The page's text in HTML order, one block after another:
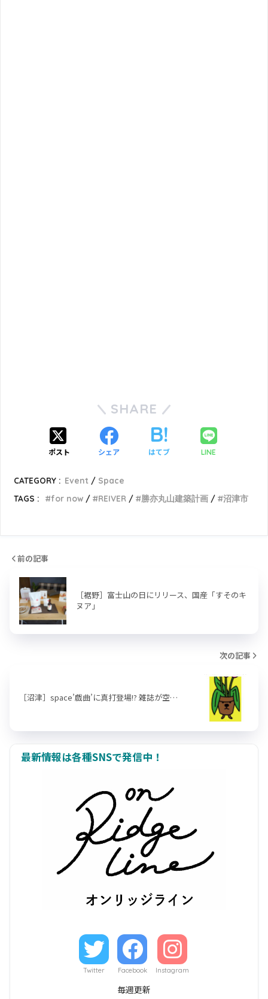
SHARE
ポスト シェア はてブ LINE
CATEGORY : Event
Space
TAGS :
for now REIVER 勝亦丸山建築計画 沼津市
前の記事
［裾野］富士山の日にリリース、国産「すそのキ
ヌア」
次の記事
［沼津］space’戯曲’に真打登場!? 雑誌が空…
最新情報は各種SNSで発信中！
Twitter Facebook Instagram
毎週更新